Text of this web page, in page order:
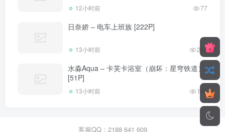
12小时前 77
日奈娇 – 电车上班族 [222P]
13小时前 243
水淼Aqua – 卡芙卡浴室（崩坏：星穹铁道）
[51P]
13小时前 140
客服QQ：2188 641 609